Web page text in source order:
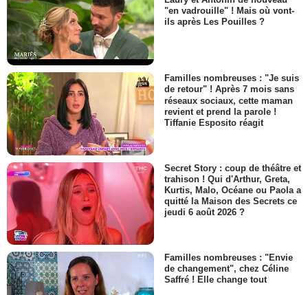
"en vadrouille" ! Mais où vont-
ils après Les Pouilles ?
Familles nombreuses : "Je suis
de retour" ! Après 7 mois sans
réseaux sociaux, cette maman
revient et prend la parole !
Tiffanie Esposito réagit
Secret Story : coup de théâtre et
trahison ! Qui d'Arthur, Greta,
Kurtis, Malo, Océane ou Paola a
quitté la Maison des Secrets ce
jeudi 6 août 2026 ?
Familles nombreuses : "Envie
de changement", chez Céline
Saffré ! Elle change tout